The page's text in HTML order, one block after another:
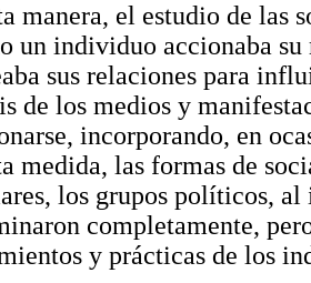
manera, el estudio de las
un individuo accionaba
sus relaciones para
de los medios y
incorporando, en
medida, las formas de
los grupos políticos, al
completamente,
y prácticas de los